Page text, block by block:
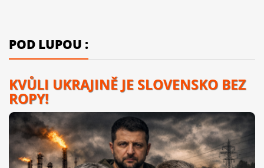
POD LUPOU :
KVŮLI UKRAJINĚ JE SLOVENSKO BEZ
ROPY!